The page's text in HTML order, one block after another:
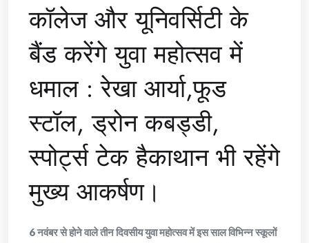
कॉलेज और यूनिवर्सिटी के
बैंड करेंगे युवा महोत्सव में
धमाल : रेखा आर्या,फूड
स्टॉल, ड्रोन कबड्डी,
स्पोर्ट्स टेक हैकाथान भी रहेंगे
मुख्य आकर्षण।
6 नवंबर से होने वाले तीन दिवसीय युवा महोत्सव में इस साल विभिन्न स्कूलों